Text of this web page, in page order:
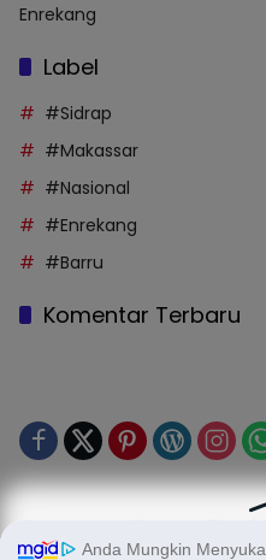
Enrekang
Label
#Sidrap
#Makassar
#Nasional
#Enrekang
#Barru
Komentar Terbaru